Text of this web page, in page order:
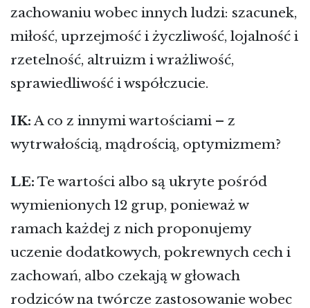
zachowaniu wobec innych ludzi: szacunek,
miłość, uprzejmość i życzliwość, lojalność i
rzetelność, altruizm i wrażliwość,
sprawiedliwość i współczucie.
IK:A co z innymi wartościami – z
wytrwałością, mądrością, optymizmem?
LE: Te wartości albo są ukryte pośród
wymienionych 12 grup, ponieważ w
ramach każdej z nich proponujemy
uczenie dodatkowych, pokrewnych cech i
zachowań, albo czekają w głowach
rodziców na twórcze zastosowanie wobec